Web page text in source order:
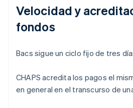
Velocidad y
fondos
Bacs sigue un ciclo fijo de tres
CHAPS acredita los pagos el
en general en el transcurso de